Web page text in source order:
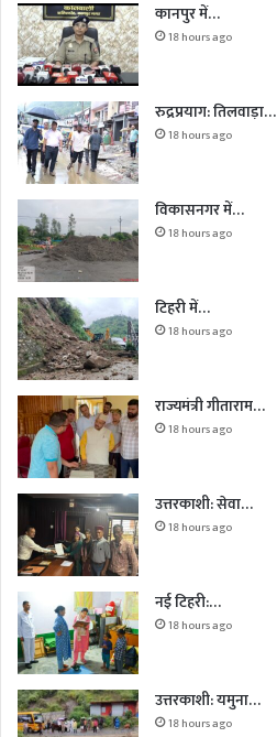
कानपुर में…
18 hours ago
रुद्रप्रयाग: तिलवाड़ा…
18 hours ago
विकासनगर में…
18 hours ago
टिहरी में…
18 hours ago
राज्यमंत्री गीताराम…
18 hours ago
उत्तरकाशी: सेवा…
18 hours ago
नई टिहरी:…
18 hours ago
उत्तरकाशी: यमुना…
18 hours ago